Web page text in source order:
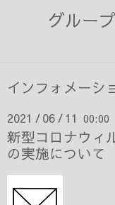
グルー
インフォメーシ
2021 / 06 / 11 00:00
新型コロナウィ
の実施について